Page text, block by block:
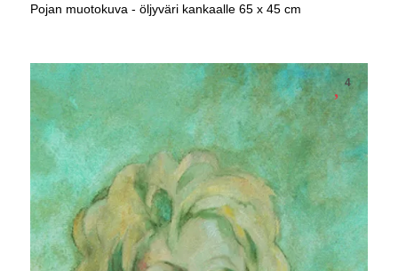
Pojan muotokuva - öljyväri kankaalle 65 x 45 cm
4